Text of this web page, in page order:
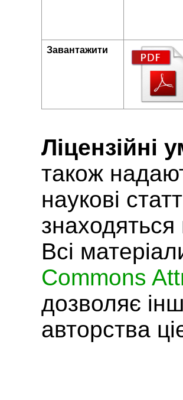
Завантажити
Ліцензійні
також
наукові
знаходяться
Всі
Commons
дозволяє
авторства